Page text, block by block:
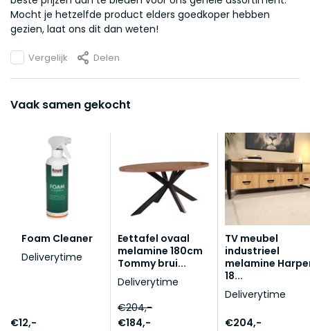
Mocht je hetzelfde product elders goedkoper hebben
gezien, laat ons dit dan weten!
Vergelijk Delen
Vaak samen gekocht
Foam Cleaner
Deliverytime
€12,-
Eettafel ovaal
melamine 180cm
Tommy brui...
Deliverytime
€204,-
€184,-
TV meubel
industrieel
melamine
18...
Deliverytime
€204,-